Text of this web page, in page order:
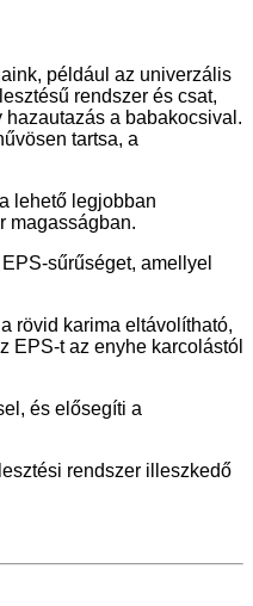
például az univerzális
rendszer és csat,
a babakocsival.
tartsa, a
lehető legjobban
magasságban.
sűrűséget, amellyel
rövid karima eltávolítható,
EPS-t az enyhe karcolástól
és elősegíti a
rendszer illeszkedő